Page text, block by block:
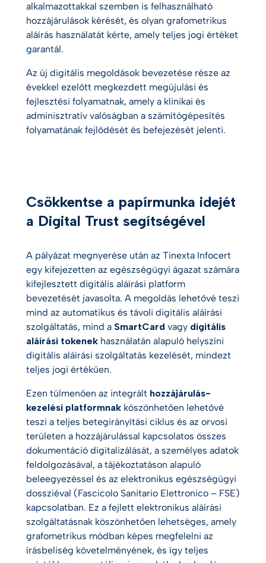
alkalmazottakkal szemben is felhasználható
hozzájárulások kérését, és olyan grafometrikus
aláírás használatát kérte, amely teljes jogi értéket
garantál.
Az új digitális megoldások bevezetése része az
évekkel ezelőtt megkezdett megújulási és
fejlesztési folyamatnak, amely a klinikai és
adminisztratív valóságban a számítógépesítés
folyamatának fejlődését és befejezését jelenti.
Csökkentse a papírmunka idejét
a Digital Trust segítségével
A pályázat megnyerése után az Tinexta Infocert
egy kifejezetten az egészségügyi ágazat számára
kifejlesztett digitális aláírási platform
bevezetését javasolta. A megoldás lehetővé teszi
mind az automatikus és távoli digitális aláírási
szolgáltatás, mind a SmartCard vagy digitális
aláírási tokenek használatán alapuló helyszíni
digitális aláírási szolgáltatás kezelését, mindezt
teljes jogi értékűen.
Ezen túlmenően az integrált hozzájárulás-
kezelési platformnak köszönhetően lehetővé
teszi a teljes betegirányítási ciklus és az orvosi
területen a hozzájárulással kapcsolatos összes
dokumentáció digitalizálását, a személyes adatok
feldolgozásával, a tájékoztatáson alapuló
beleegyezéssel és az elektronikus egészségügyi
dossziéval (Fascicolo Sanitario Elettronico – FSE)
kapcsolatban. Ez a fejlett elektronikus aláírási
szolgáltatásnak köszönhetően lehetséges, amely
grafometrikus módban képes megfelelni az
írásbeliség követelményének, és így teljes